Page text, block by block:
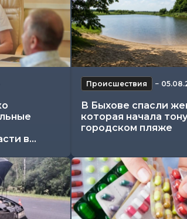
в...
Происшествия −
В Быхове спасли
которая начала
городском пляже